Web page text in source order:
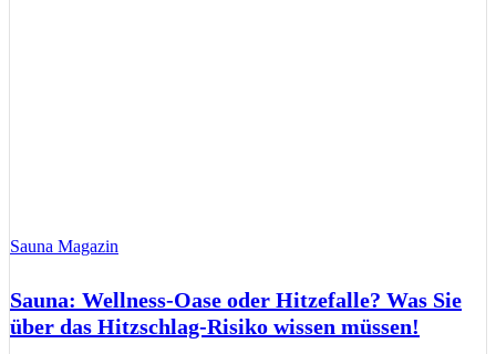
Sauna Magazin
Sauna: Wellness-Oase oder Hitzefalle? Was Sie
über das Hitzschlag-Risiko wissen müssen!